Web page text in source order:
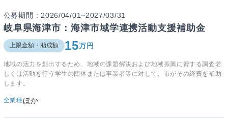
公募期間：2026/04/01~2027/03/31
岐阜県海津市：海津市域学連携活動支援補助金
上限金額・助成額 15万円
地域の活力を創出するため、地域の課題解決および地域振興に資する調査若
しくは活動を行う学生の団体または事業者等に対して、市がその経費を補助
します。
全業種ほか